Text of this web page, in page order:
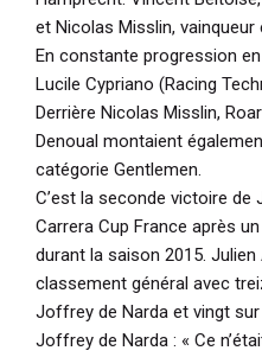
et Nicolas Misslin,
En constante progression
Lucile Cypriano (Racing
Derrière Nicolas Misslin,
Denoual montaient
catégorie Gentlemen.
C’est la seconde victoire
Carrera Cup France après
durant la saison 2015.
classement général avec
Joffrey de Narda et vingt
Joffrey de Narda : « Ce